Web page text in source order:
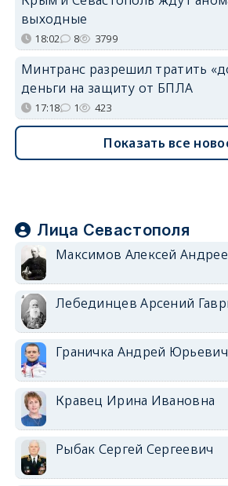
выходные
18:02 8 3799
Минтранс разрешил тратить
деньги на защиту от БПЛА
17:18 1 423
Показать все
Лица Севастополя
Максимов Алексей
Лебединцев Арсений
Граничка Андрей Юрьевич
Кравец Ирина Ивановна
Рыбак Сергей Сергеевич